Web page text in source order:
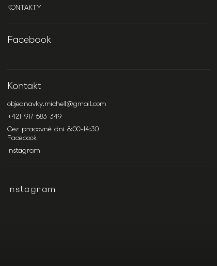
KONTAKTY
Facebook
Kontakt
objednavky.michell@gmail.com
+421 917 683 349
Cez pracovné dni 8:00-14:30
Facebook
Instagram
Instagram